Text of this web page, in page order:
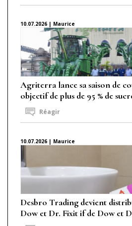
10.07.2026 | Maurice
Agriterra lance sa saison de
objectif de plus de 95 % de
Réagir
10.07.2026 | Maurice
Desbro Trading devient
Dow et Dr. Fixit if de Dow et